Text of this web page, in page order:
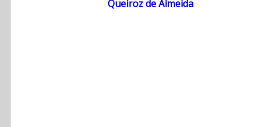
Queiroz de Almeida